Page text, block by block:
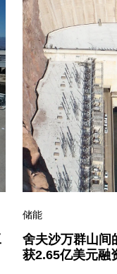
储能
舍夫沙万群山间
获2.65亿美元融